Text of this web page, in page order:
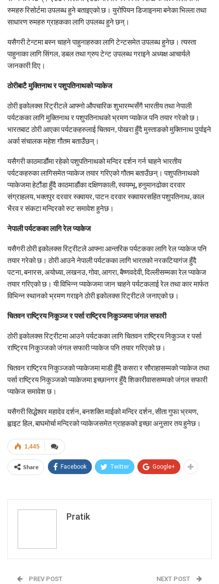
रुमहरु रिसोर्टमा उपलब्ध हुने बताइएको छ। युरोपियन डिजाइनमा बनेका भिल्ला तथा
साधारण रुमहरु ग्राहकका लागि उपलब्ध हुने छन्।
यसैगरी टेन्टमा बस्न चाहने पाहुनाहरुका लागि टेन्टसमेत उपलब्ध हुनेछ। त्यस्ता
पाहुनाका लागि सिंगल, डबल तथा ग्रुप टेन्ट उपलब्ध गराइने अध्यक्ष आचार्यले
जानकारी दिए।
ठोरीबाटै मुक्तिनाथ र पशुपतिनाथको प्याकेज
ठोरी इकोलक्स रिट्रीटले आफ्नो औपचारिक शुभारम्भसँगै भारतीय तथा नेपाली
पर्यटकका लागि मुक्तिनाथ र पशुपतिनाथको भ्रमण प्याकेज पनि तयार गरेको छ।
भारतबाट ठोरी आएका पर्यटकहरुलाई चितवन, पोखरा हुँदै मुस्ताङको मुक्तिनाथ पुर्याइने
अर्का संचालक महेश गौतम बताउँछन्।
यसैगरी काठमाडौंमा रहेको पशुपतिनाथको मन्दिर दर्शन गर्न चाहने भारतीय
पर्यटकहरुका लागिसमेत प्याकेज तयार गरिएको गौतम बताउँछन्। पशुपतिनाथको
प्याकेजमा हेटौंडा हुँदै काठमाडौंका दक्षिणकाली, स्वयम्भू, हनुमानढोका दरवार
संग्राहलय, भक्तपुर दरवार स्क्वायर, पाटन दरवार स्क्वायरसहित पशुपतिनाथ, काल
भैरव र संकटा मन्दिरको रुट समावेश हुनेछ।
नेपाली पर्यटकका लागि रेल प्याकेज
यसैगरी ठोरी इकोलक्स रिट्रीटले आफ्ना आन्तरिक पर्यटकका लागि रेल प्याकेज पनि
तयार गरेको छ। ठोरी आउने नेपाली पर्यटकका लागि भारतको नरकटियागंज हुँदै
पटना, बनारस, अयोध्या, लखनउ, गोवा, आगरा, बैष्णवदेवी, दिल्लीसम्मका रेल प्याकेज
तयार गरिएको छ। यी विभिन्न प्याकेजमा जान चाहने पर्यटकलाई रेल तथा कार मार्फत
विभिन्न स्थानको भ्रमण गराइने ठोरी इकोलक्स रिट्रीटले जनाएको छ।
चितवन राष्ट्रिय निकुञ्ज र पर्सा राष्ट्रिय निकुञ्जमा जंगल सफारी
ठोरी इकोलक्स रिट्रीटमा आउने पर्यटकका लागि चितवन राष्ट्रिय निकुञ्ज र पर्सा
राष्ट्रिय निकुञ्जको जंगल सफारी प्याकेज पनि तयार गरिएको छ।
चितवन राष्ट्रिय निकुञ्जको प्याकेजमा माडी हुँदै कसरा र सौराहासम्मको प्याकेज तथा
पर्सा राष्ट्रिय निकुञ्जको प्याकेजमा इच्छानगर हुँदै शिकारीवाससम्मको जंगल सफारी
प्याकेज समावेश छ।
यसैगरी सिद्धेश्वर महादेव दर्शन, बनशक्ति माईको मन्दिर दर्शन, सीता गुफा भ्रमण,
ह्वाइट हिल, बाघमोर्चा मन्दिरको प्याकेजसमेत ग्राहकको इच्छा अनुसार तय हुनेछ।
1,445
Share Facebook Twitter Google+
Pratik
PREV POST NEXT POST